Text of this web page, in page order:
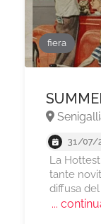
fiera
31/07/
La
tante
diffusa
...